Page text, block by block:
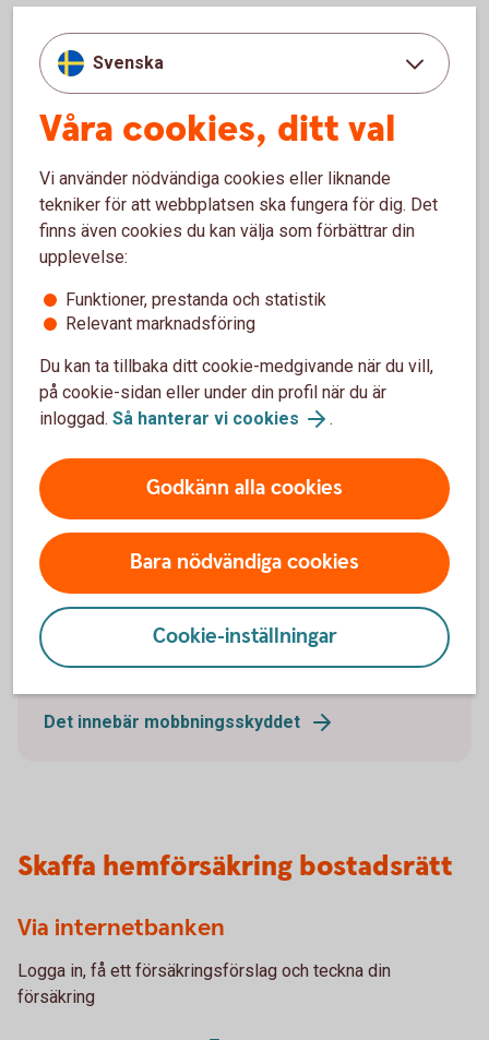
Vad täcker försäkringen?
Om olyckan skulle vara framme - vad täcks?
Vid olycka - vad täcker hemförsäkringen
Bra saker med hemförsäkringarna
Family picking apples
Mobbningsskydd utan kostnad
Mobbningsskydd ingår i Hem och Villahem och
gäller för barn och ungdomar under 20 år.
Det innebär mobbningsskyddet
Skaffa hemförsäkring bostadsrätt
Via internetbanken
Logga in, få ett försäkringsförslag och teckna din
försäkring
Svenska
Våra cookies, ditt val
Vi använder nödvändiga cookies eller liknande
tekniker för att webbplatsen ska fungera för dig. Det
finns även cookies du kan välja som förbättrar din
upplevelse:
Funktioner, prestanda och statistik
Relevant marknadsföring
Du kan ta tillbaka ditt cookie-medgivande när du vill,
på cookie-sidan eller under din profil när du är
inloggad. Så hanterar vi cookies .
Godkänn alla cookies
Bara nödvändiga cookies
Cookie-inställningar